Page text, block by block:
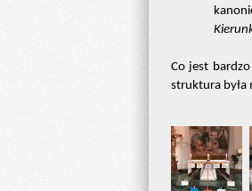
Co jest
struktura była